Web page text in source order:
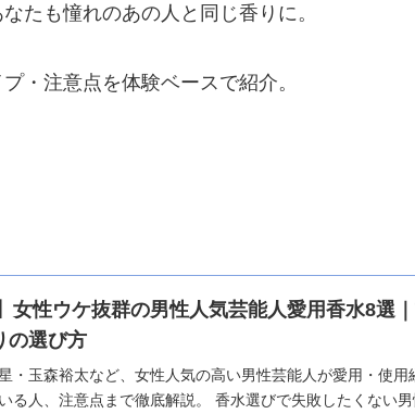
たも憧れのあの人と同じ香りに。
・注意点を体験ベースで紹介。
女性ウケ抜群の男性人気芸能人愛用香水8選
の選び方
・玉森裕太など、女性人気の高い男性芸能人が愛用・使
る人、注意点まで徹底解説。 香水選びで失敗したくない男